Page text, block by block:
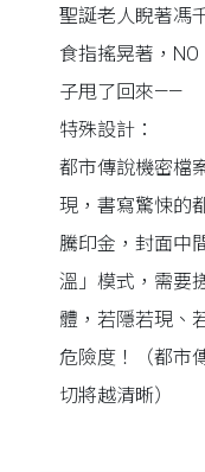
聖誕老人睨著馮
食指搖晃著，
子甩了回來——
特殊設計：
都市傳說機密檔
現，書寫驚悚的
騰印金，封面中
溫」模式，需要
體，若隱若現、
危險度！（都市
切將越清晰）